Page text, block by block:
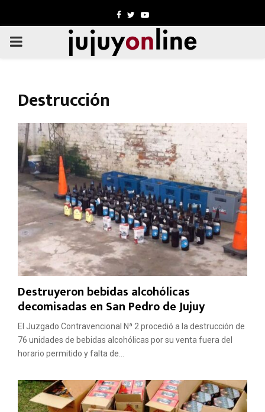
Facebook
TwitterYoutube
PRIMARY
Destrucción
Destruyeron bebidas alcohólicas
decomisadas en San Pedro de Jujuy
El Juzgado Contravencional Nª 2 procedió a la destrucción de
76 unidades de bebidas alcohólicas por su venta fuera del
horario permitido y falta de...